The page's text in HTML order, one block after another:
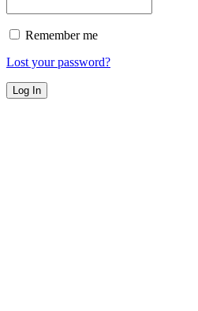
Remember me
Lost your password?